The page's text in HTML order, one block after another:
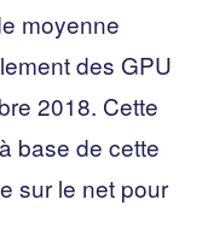
moyenne
des GPU
2018. Cette
base de cette
sur le net pour